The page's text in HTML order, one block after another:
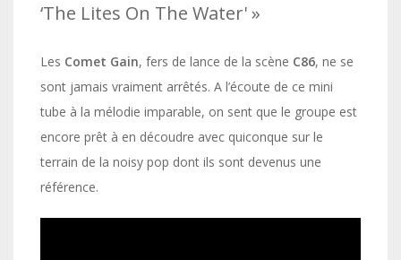
‘The Lites On The Water' »
Les Comet Gain, fers de lance de la scène C86, ne se
sont jamais vraiment arrêtés. A l’écoute de ce mini
tube à la mélodie imparable, on sent que le groupe est
encore prêt à en découdre avec quiconque sur le
terrain de la noisy pop dont ils sont devenus une
référence.